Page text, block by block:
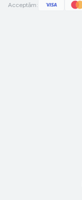
Acceptăm: